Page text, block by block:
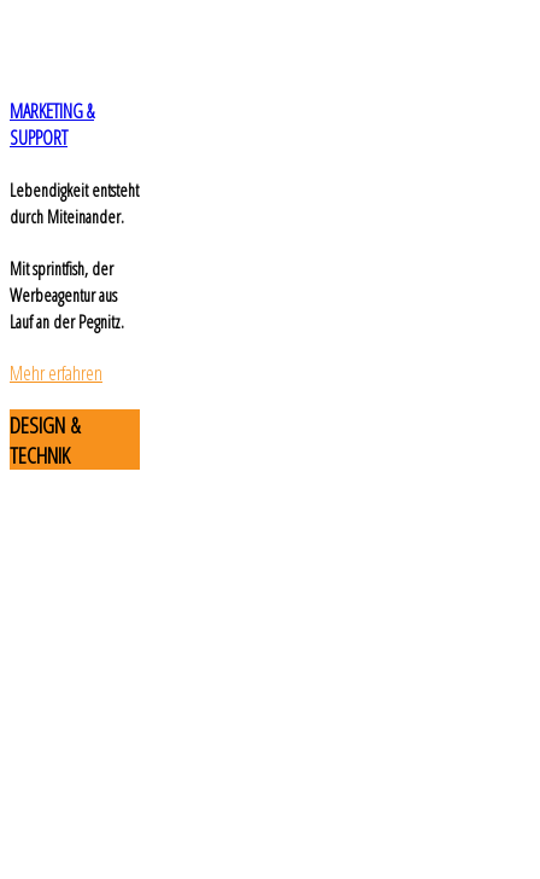
MARKETING &
SUPPORT
Lebendigkeit entsteht
durch Miteinander.
Mit sprintfish, der
Werbeagentur aus
Lauf an der Pegnitz.
Mehr erfahren
DESIGN &
TECHNIK